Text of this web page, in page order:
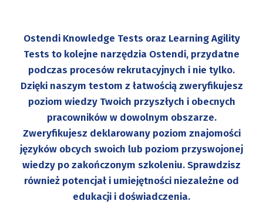
Ostendi Knowledge Tests oraz Learning Agility
Tests to kolejne narzędzia Ostendi, przydatne
podczas procesów rekrutacyjnych i nie tylko.
Dzięki naszym testom z łatwością zweryfikujesz
poziom wiedzy Twoich przyszłych i obecnych
pracowników w dowolnym obszarze.
Zweryfikujesz deklarowany poziom znajomości
języków obcych swoich lub poziom przyswojonej
wiedzy po zakończonym szkoleniu. Sprawdzisz
również potencjał i umiejętności niezależne od
edukacji i doświadczenia.